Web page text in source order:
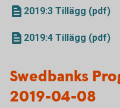
2019:3 Tillägg (pdf)
2019:4 Tillägg (pdf)
Swedbanks
2019-04-08